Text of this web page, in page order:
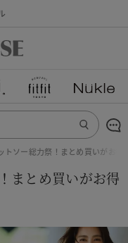
トソー総力祭！まとめ買いがお得
まとめ買いがお得